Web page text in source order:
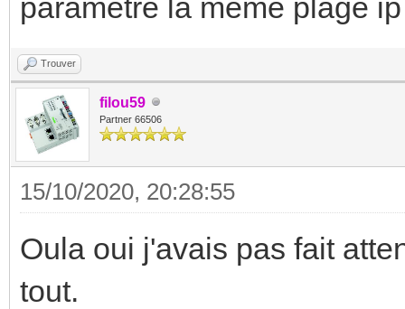
paramétre la même plage
Trouver
filou59
Partner 66506
15/10/2020, 20:28:55
Oula oui j'avais pas fait
tout.